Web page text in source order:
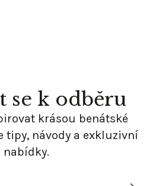
se k odběru
krásou benátské
tipy, návody a exkluzivní
nabídky.